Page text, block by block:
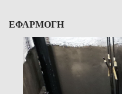
ΕΦΑΡΜΟΓΗ